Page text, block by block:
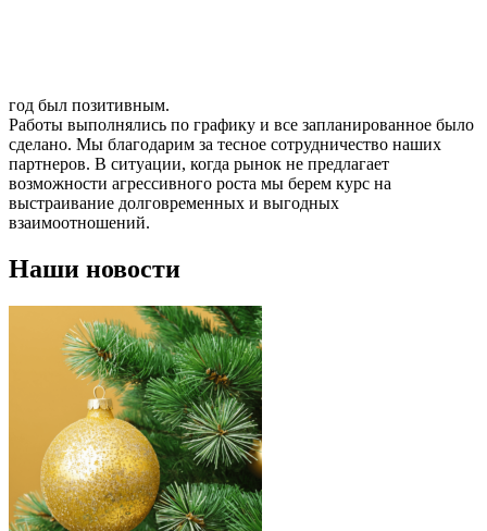
год был позитивным.
Работы выполнялись по графику и все запланированное было
сделано. Мы благодарим за тесное сотрудничество наших
партнеров. В ситуации, когда рынок не предлагает
возможности агрессивного роста мы берем курс на
выстраивание долговременных и выгодных
взаимоотношений.
Наши новости